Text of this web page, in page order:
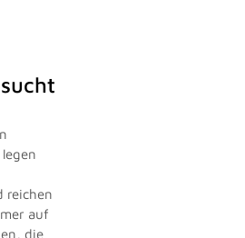
reichen
auf
die